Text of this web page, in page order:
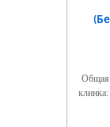
Общая